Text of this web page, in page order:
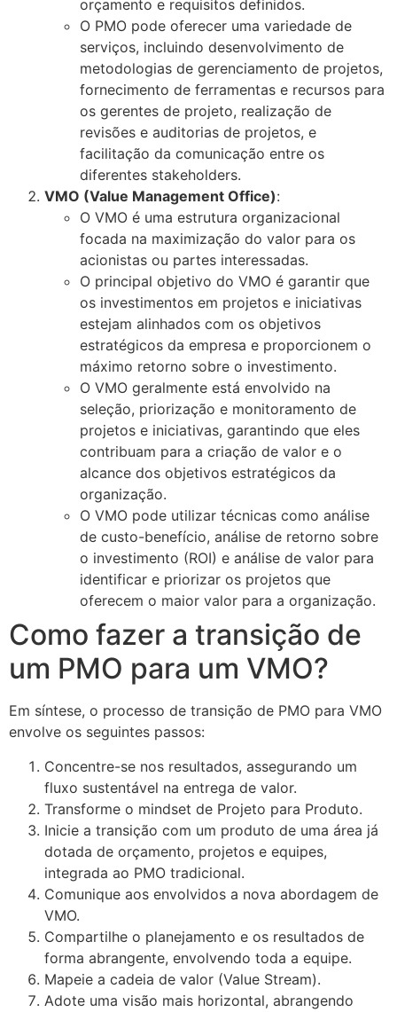
orçamento e requisitos definidos.
O PMO pode oferecer uma variedade de
serviços, incluindo desenvolvimento de
metodologias de gerenciamento de projetos,
fornecimento de ferramentas e recursos para
os gerentes de projeto, realização de
revisões e auditorias de projetos, e
facilitação da comunicação entre os
diferentes stakeholders.
VMO (Value Management Office):
O VMO é uma estrutura organizacional
focada na maximização do valor para os
acionistas ou partes interessadas.
O principal objetivo do VMO é garantir que
os investimentos em projetos e iniciativas
estejam alinhados com os objetivos
estratégicos da empresa e proporcionem o
máximo retorno sobre o investimento.
O VMO geralmente está envolvido na
seleção, priorização e monitoramento de
projetos e iniciativas, garantindo que eles
contribuam para a criação de valor e o
alcance dos objetivos estratégicos da
organização.
O VMO pode utilizar técnicas como análise
de custo-benefício, análise de retorno sobre
o investimento (ROI) e análise de valor para
identificar e priorizar os projetos que
oferecem o maior valor para a organização.
Como fazer a transição de
um PMO para um VMO?
Em síntese, o processo de transição de PMO para VMO
envolve os seguintes passos:
Concentre-se nos resultados, assegurando um
fluxo sustentável na entrega de valor.
Transforme o mindset de Projeto para Produto.
Inicie a transição com um produto de uma área já
dotada de orçamento, projetos e equipes,
integrada ao PMO tradicional.
Comunique aos envolvidos a nova abordagem de
VMO.
Compartilhe o planejamento e os resultados de
forma abrangente, envolvendo toda a equipe.
Mapeie a cadeia de valor (Value Stream).
Adote uma visão mais horizontal, abrangendo